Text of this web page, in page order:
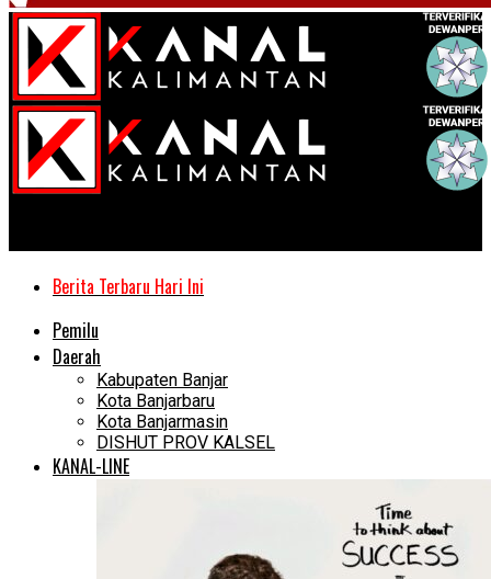
Berita Terbaru Hari Ini
Pemilu
Daerah
Kabupaten Banjar
Kota Banjarbaru
Kota Banjarmasin
DISHUT PROV KALSEL
KANAL-LINE